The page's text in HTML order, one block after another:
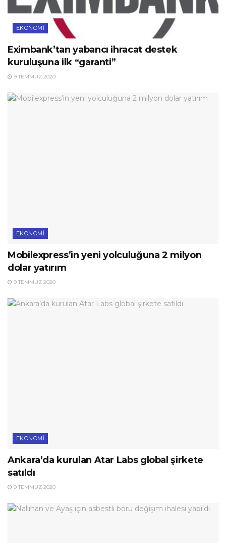
EKONOMI
Eximbank’tan yabancı ihracat destek
kuruluşuna ilk “garanti”
9 TEMMUZ 2020
EKONOMI
Mobilexpress’in yeni yolculuğuna 2 milyon
dolar yatırım
9 TEMMUZ 2020
EKONOMI
Ankara’da kurulan Atar Labs global şirkete
satıldı
9 TEMMUZ 2020